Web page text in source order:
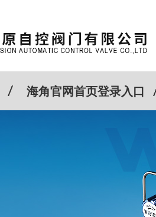
海角官网首页登录入口